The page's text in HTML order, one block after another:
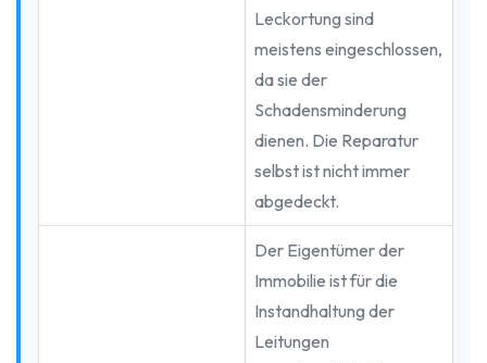
Leckortung sind
meistens eingeschlossen,
da sie der
Schadensminderung
dienen. Die Reparatur
selbst ist nicht immer
abgedeckt.
Der Eigentümer der
Immobilie ist für die
Instandhaltung der
Leitungen